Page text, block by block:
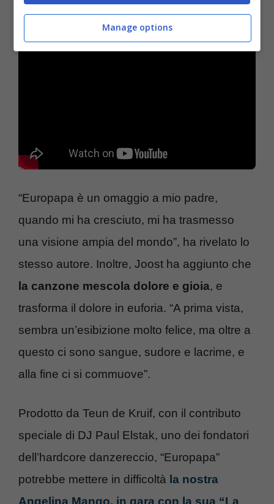
costante ricerca di sé
“Europapa è un omaggio a mio padre,
quando mi ha cresciuto, mi ha trasmesso
una visione ampia del mondo”, ha rivelato lo
stesso autore. Inoltre, Joost ha aggiunto che
la canzone mescola dolore e gioia, e
trasforma il dolore in euforia. “A prima vista,
sembra un’esibizione molto felice, ma oltre a
questo ci sono sangue, sudore e lacrime, e
alla fine ci si commuove”.
Prodotto da Teun de Kruif, con il contributo
speciale di DJ Paul Elstak, uno dei fondatori
dell’hardcore danzereccio, “Europapa”
potrebbe mettere in difficoltà la nostra
Angelina Mango, in gara con la sua “La
Manage options